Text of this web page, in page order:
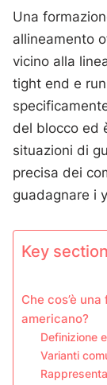
Una
allineamento
vicino alla
tight end e
del blocco ed
situazioni di
precisa dei
guadagnare i
Key
Che cos’è
americano?
Definizione
Varianti